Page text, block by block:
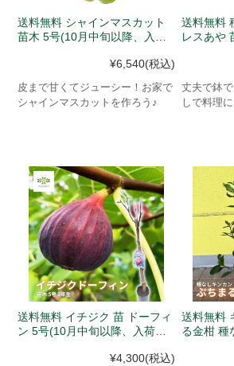
送料無料 シャインマスカット
苗木 5号(10月中旬以降、入荷
¥6,540(税込)
皮まで甘くてジューシー！お家で
シャインマスカットを作ろう♪
送料無料
レスあや
丈夫で鉢
しで料理
送料無料 イチジク 苗 ドーフィ
ン 5号(10月中旬以降、入荷次
¥4,300(税込)
送料無料
る金柑 種